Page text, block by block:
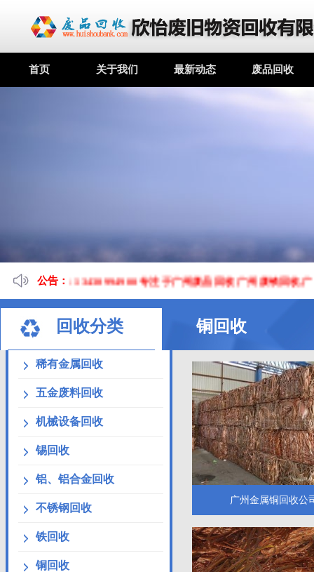
首页 关于我们 最新动态 废品回收
公告：
公司热线：13430994900 专注于广州废品回收 广州废铁回收,广
回收分类 铜回收
稀有金属回收
五金废料回收
机械设备回收
锡回收
铝、铝合金回收
不锈钢回收
铁回收
铜回收
广州金属铜回收公